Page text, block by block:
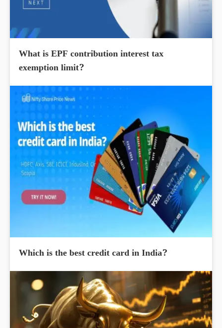
What is EPF contribution interest tax
exemption limit?
Which is the best credit card in India?